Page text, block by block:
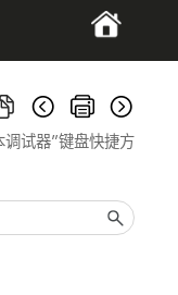
调试器”键盘快捷方